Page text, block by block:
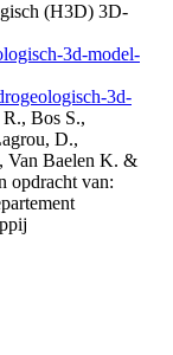
(H3D) 3D-
3d-model-
3d-
Bos S.,
D.,
Van Baelen K. &
opdracht van: